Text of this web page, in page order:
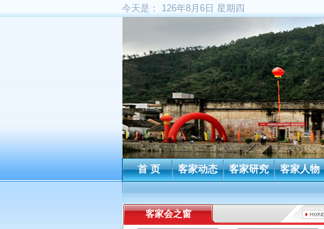
今天是： 126年8月6日 星期四
首 页 客家动态 客家研究 客家人物
客家会之窗